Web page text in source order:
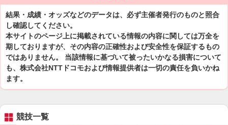
結果・成績・オッズなどのデータは、必ず主催者発行のものと照合
し確認してください。
本サイトのページ上に掲載されている情報の内容に関しては万全を
期しておりますが、その内容の正確性および安全性を保証するもの
ではありません。 当該情報に基づいて被ったいかなる損害について
も、株式会社NTTドコモおよび情報提供者は一切の責任を負いかね
ます。
競技一覧